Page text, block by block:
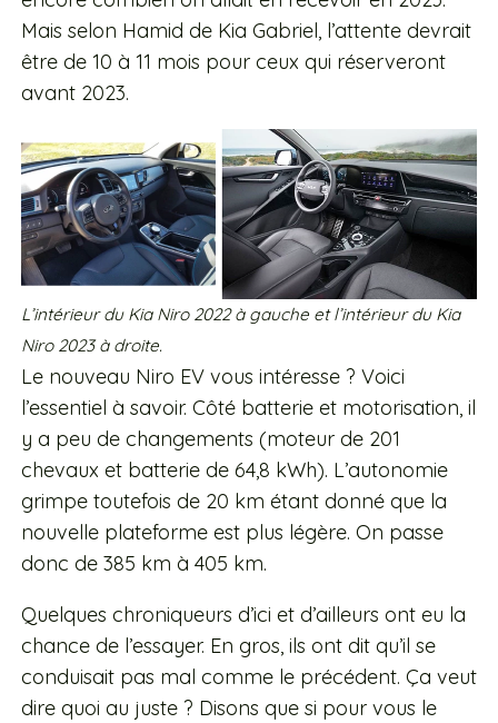
Mais selon Hamid de Kia Gabriel, l’attente devrait
être de 10 à 11 mois pour ceux qui réserveront
avant 2023.
L’intérieur du Kia Niro 2022 à gauche et l’intérieur du Kia
Niro 2023 à droite.
Le nouveau Niro EV vous intéresse ? Voici
l’essentiel à savoir. Côté batterie et motorisation, il
y a peu de changements (moteur de 201
chevaux et batterie de 64,8 kWh). L’autonomie
grimpe toutefois de 20 km étant donné que la
nouvelle plateforme est plus légère. On passe
donc de 385 km à 405 km.
Quelques chroniqueurs d’ici et d’ailleurs ont eu la
chance de l’essayer. En gros, ils ont dit qu’il se
conduisait pas mal comme le précédent. Ça veut
dire quoi au juste ? Disons que si pour vous le